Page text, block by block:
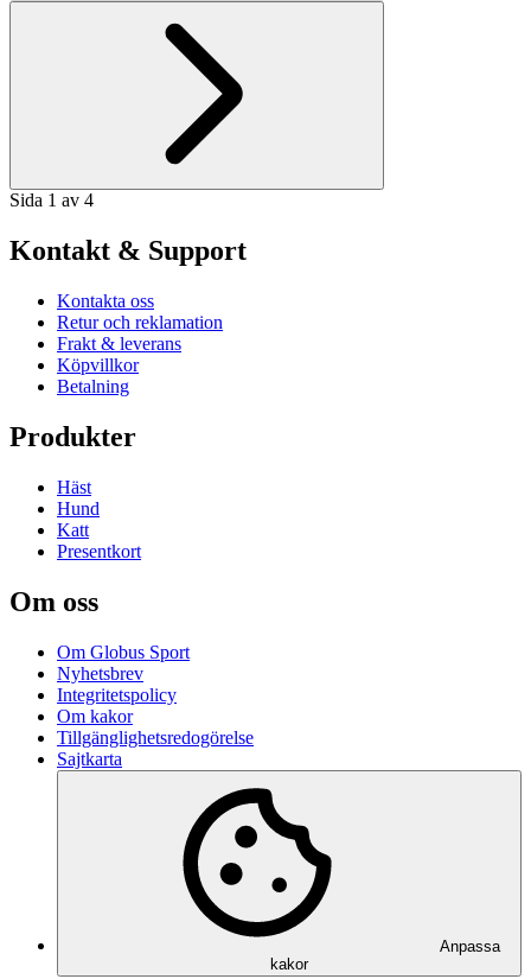
Sida 1 av 4
Kontakt & Support
Kontakta oss
Retur och reklamation
Frakt & leverans
Köpvillkor
Betalning
Produkter
Häst
Hund
Katt
Presentkort
Om oss
Om Globus Sport
Nyhetsbrev
Integritetspolicy
Om kakor
Tillgänglighetsredogörelse
Sajtkarta
Anpassa
kakor